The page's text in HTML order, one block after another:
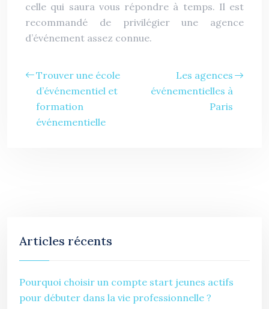
celle qui saura vous répondre à temps. Il est
recommandé de privilégier une agence
d’événement assez connue.
Trouver une école
d’événementiel et
formation
événementielle
Les agences
événementielles à
Paris
Articles récents
Pourquoi choisir un compte start jeunes actifs
pour débuter dans la vie professionnelle ?